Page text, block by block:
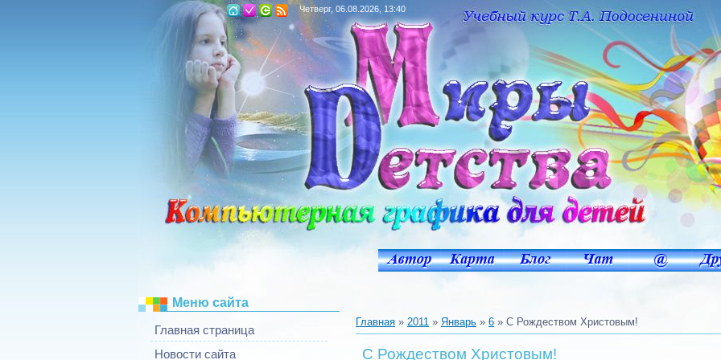
Четверг, 06.08.2026, 13:40
Меню сайта
Главная страница
Новости сайта
Главная » 2011 » Январь » 6 » C Рождеством Христовым!
C Рождеством Христовым!